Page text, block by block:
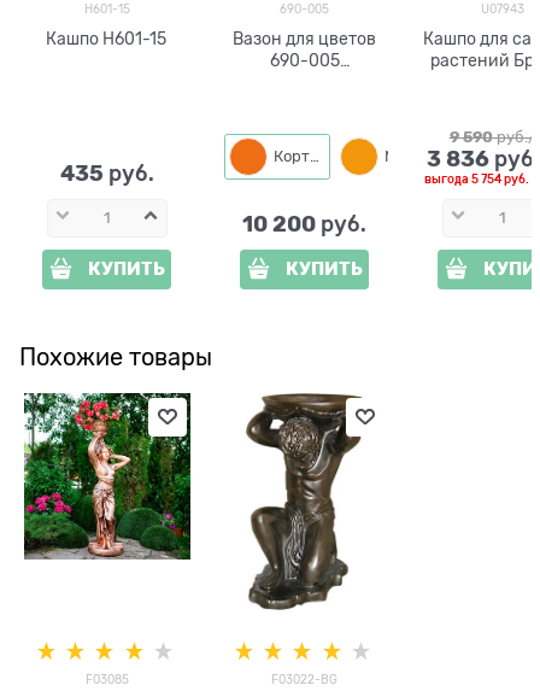
H601-15
Кашпо H601-15
435 руб.
КУПИТЬ
690-005
Вазон для цветов
690-005
Кортен Медный
10 200 руб.
КУПИТЬ
U07943
Кашпо для
растений
9 590 руб./
3 836
выгода 5 754 руб.
Похожие товары
F03085 F03022-BG